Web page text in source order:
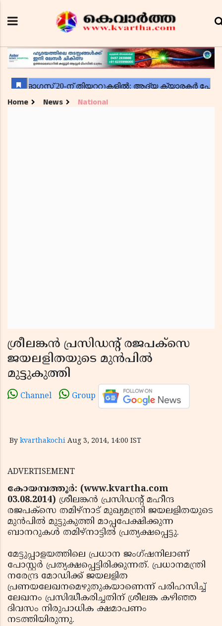
Home News National
ശ്രീലങ്കന്‍ പ്രസിഡന്റ് രജപക്‌സെ
ജയലളിതയുടെ മുന്‍പില്‍
മുട്ടുകുത്തി
Channel Group
By kvarthakochi Aug 3, 2014, 14:00 IST
ADVERTISEMENT
കോയമ്പത്തൂര്‍: (www.kvartha.com
03.08.2014) ശ്രീലങ്കന്‍ പ്രസിഡന്റ് മഹീന്ദ
രജപക്‌സെ തമിഴ്‌നാട് മുഖ്യമന്ത്രി ജയലളിതയുടെ
മുന്‍പില്‍ മുട്ടുകുത്തി മാപ്പപേക്ഷിക്കുന്ന
ബാനറുകള്‍ തമിഴ്‌നാട്ടില്‍ പ്രത്യക്ഷപ്പെട്ടു.
മേട്ടുപ്പാളയത്തിലെ പ്രധാന ജംഗ്ഷനിലാണ്
പോസ്റ്റര്‍ പ്രത്യക്ഷപ്പെട്ടിരിക്കുന്നത്. പ്രധാനമന്ത്രി
നരേന്ദ്ര മോഡിക്ക് ജയലളിത
പ്രണയലേഖനമെഴുതുകയാണെന്ന് പരിഹസിച്ച്
ലേഖനം പ്രസിദ്ധീകരിച്ചതിന് ശ്രീലങ്ക കഴിഞ്ഞ
ദിവസം നിരുപാധിക ക്ഷമാപണം
നടത്തിയിരുന്നു.